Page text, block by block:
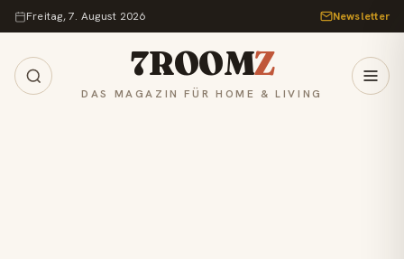
Zum Inhalt springen
Freitag, 7. August 2026 Newsletter
7ROOMZ
DAS MAGAZIN FÜR HOME & LIVING